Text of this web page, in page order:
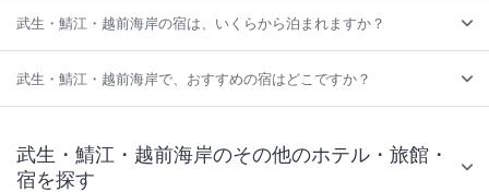
武生・鯖江・越前海岸の宿は、いくらから泊まれますか？
武生・鯖江・越前海岸で、おすすめの宿はどこですか？
武生・鯖江・越前海岸のその他のホテル・旅館・
宿を探す